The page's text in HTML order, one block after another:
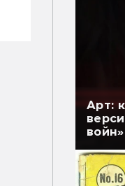
Арт:
войн»